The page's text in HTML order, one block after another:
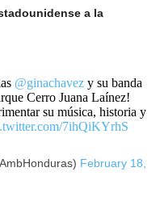
a la
@ginachavez y su banda
Cerro Juana Laínez!
su música, historia y
7ihQiKYrhS
February 18,